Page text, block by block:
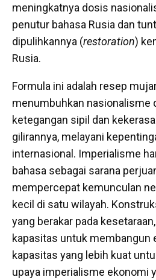
meningkatnya dosis
penutur bahasa Rusia dan
dipulihkannya (restoration)
Rusia.
Formula ini adalah resep
menumbuhkan nasionalisme
ketegangan sipil dan
gilirannya, melayani
internasional. Imperialisme
bahasa sebagai sarana
mempercepat kemunculan
kecil di satu wilayah.
yang berakar pada
kapasitas untuk membangun
kapasitas yang lebih kuat
upaya imperialisme ekonomi